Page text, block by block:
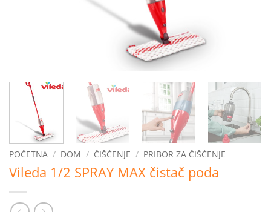
POČETNA / DOM / ČIŠĆENJE / PRIBOR ZA ČIŠĆENJE
Vileda 1/2 SPRAY MAX čistač poda